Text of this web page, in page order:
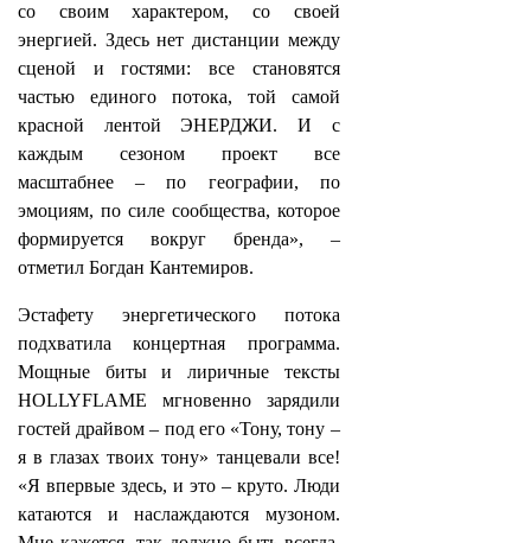
со своим характером, со своей
энергией. Здесь нет дистанции между
сценой и гостями: все становятся
частью единого потока, той самой
красной лентой ЭНЕРДЖИ. И с
каждым сезоном проект все
масштабнее – по географии, по
эмоциям, по силе сообщества, которое
формируется вокруг бренда», –
отметил Богдан Кантемиров.
Эстафету энергетического потока
подхватила концертная программа.
Мощные биты и лиричные тексты
HOLLYFLAME мгновенно зарядили
гостей драйвом – под его «Тону, тону –
я в глазах твоих тону» танцевали все!
«Я впервые здесь, и это – круто. Люди
катаются и наслаждаются музоном.